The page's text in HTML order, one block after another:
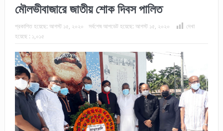
মৌলভীবাজারে জাতীয় শোক দিবস পালিত
প্রকাশিত হয়েছে: আগস্ট ১৫, ২০২০ সর্বশেষ আপডেট হয়েছে: আগস্ট ১৫, ২০২০
দেখা
হয়েছে : ১,০১৫